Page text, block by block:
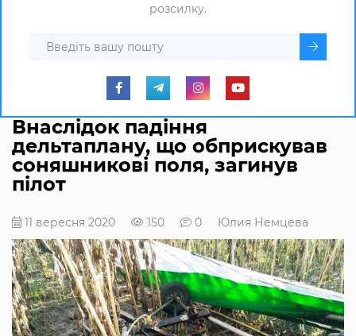
розсилку.
Внаслідок падіння
дельтаплану, що обприскував
соняшникові поля, загинув
пілот
11 вересня 2020 150 0 Юлия Немцева